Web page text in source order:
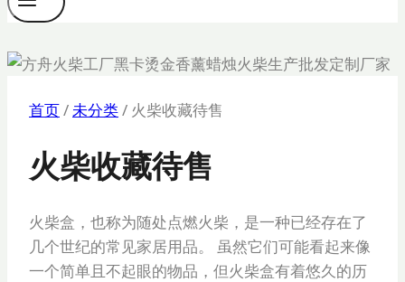
首页/未分类/ 火柴收藏待售
火柴收藏待售
火柴盒，也称为随处点燃火柴，是一种已经存在了
几个世纪的常见家居用品。 虽然它们可能看起来像
一个简单且不起眼的物品，但火柴盒有着悠久的历